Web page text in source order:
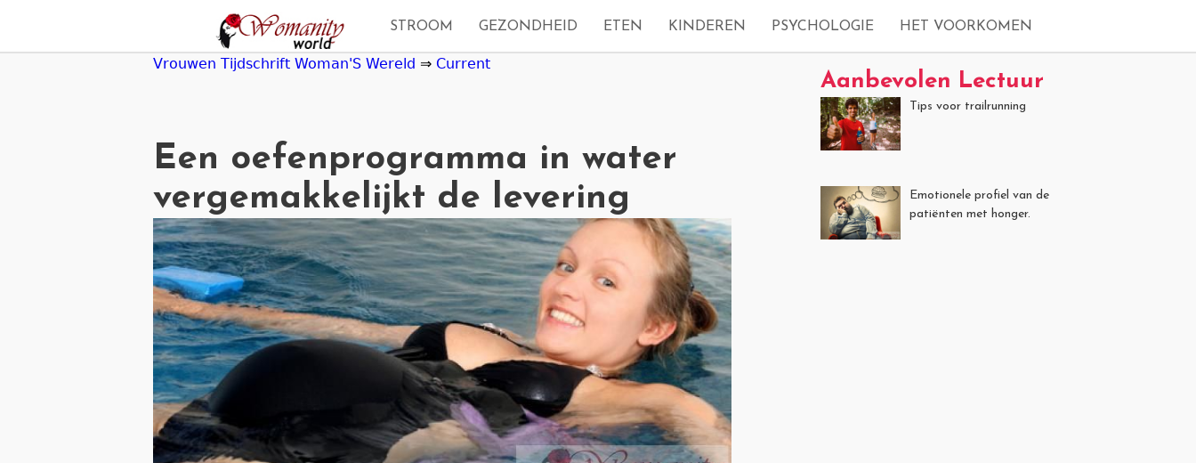
navigation
STROOM GEZONDHEID ETEN KINDEREN PSYCHOLOGIE HET VOORKOMEN
Vrouwen Tijdschrift Woman'S Wereld ⇒ Current
Een oefenprogramma in water
vergemakkelijkt de levering
Aanbevolen Lectuur
Tips voor trailrunning
Emotionele profiel van de
patiënten met honger.